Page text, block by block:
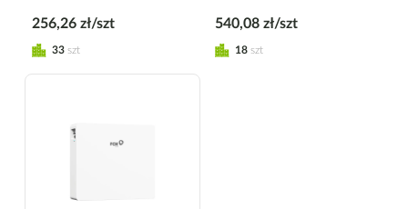
256,26 zł/szt
33 szt
540,08 zł/szt
18 szt